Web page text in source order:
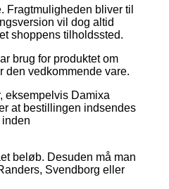
Fragtmuligheden bliver til
vil dog altid
shoppens tilholdssted.
brug for produktet om
den vedkommende vare.
eksempelvis Damixa
at bestillingen indsendes
inden
beløb. Desuden må man
Svendborg eller